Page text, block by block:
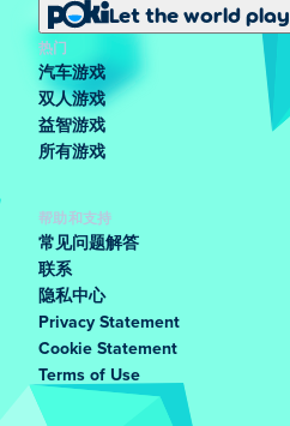
Let the world play
热门
汽车游戏
双人游戏
益智游戏
所有游戏
帮助和支持
常见问题解答
联系
隐私中心
Privacy Statement
Cookie Statement
Terms of Use